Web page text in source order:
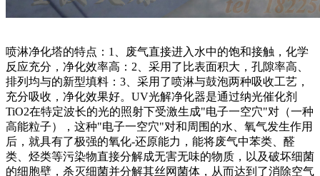
喷淋净化塔的特点：1、废气直接进入水中的饱和接触，化学
反应充分，净化效率高：2、采用了比表面积大，孔隙率高、
排列均与的新型填料：3、采用了喷淋与鼓泡两种吸收工艺，
充分吸收，净化效果好。UV光解净化器是通过纳光催化剂
TiO2在特定波长的光的照射下受激生成"电子一空穴"对（一种
高能粒子），这种"电子一空穴"对和周围的水、氧气发生作用
后，就具有了极强的氧化-还原能力，能将废气中苯类、醛
类、烃类等污染物直接分解成无害无味的物质，以及破坏细菌
的细胞壁，杀灭细菌并分解其丝网菌体，从而达到了消除空气